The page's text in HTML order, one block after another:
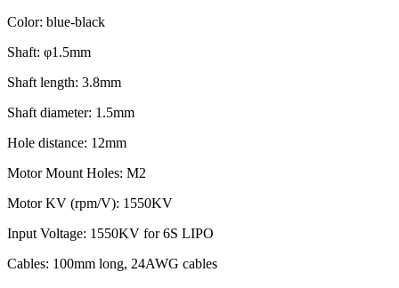
Color: blue-black
Shaft: φ1.5mm
Shaft length: 3.8mm
Shaft diameter: 1.5mm
Hole distance: 12mm
Motor Mount Holes: M2
Motor KV (rpm/V): 1550KV
Input Voltage: 1550KV for 6S LIPO
Cables: 100mm long, 24AWG cables